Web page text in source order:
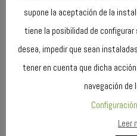
📞 +34 691
supone la aceptación de la
tiene la posibilidad de configurar
desea, impedir que sean
tener en cuenta que dicha
navegación de
Leer